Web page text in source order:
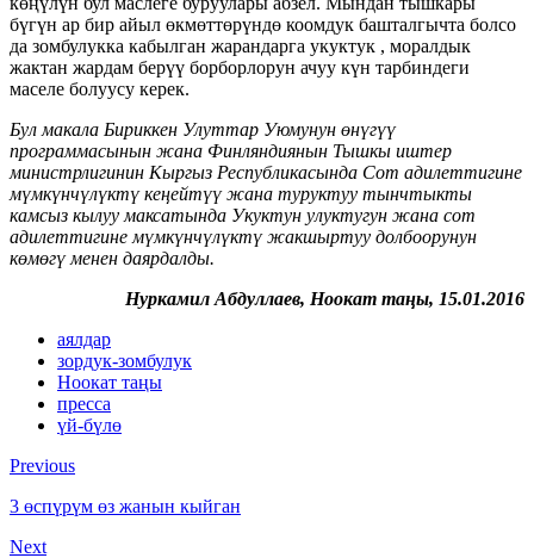
бүгүн ар бир айыл өкмөттөрүндө коомдук башталгычта болсо
да зомбулукка кабылган жарандарга укуктук , моралдык
жактан жардам берүү борборлорун ачуу күн тарбиндеги
маселе болуусу керек.
Бул макала Бириккен Улуттар Уюмунун өнүгүү
программасынын жана Финляндиянын Тышкы иштер
министрлигинин Кыргыз Республикасында Сот адилеттигине
мүмкүнчүлүктү кеңейтүү жана туруктуу тынчтыкты
камсыз кылуу максатында Укуктун улуктугун жана сот
адилеттигине мүмкүнчүлүктү жакшыртуу долбоорунун
көмөгү менен даярдалды.
Нуркамил Абдуллаев, Ноокат таңы, 15.01.2016
аялдар
зордук-зомбулук
Ноокат таңы
пресса
үй-бүлө
Previous
3 өспүрүм өз жанын кыйган
Next